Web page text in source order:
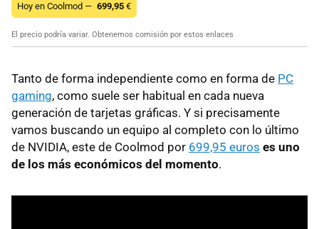
Hoy en Coolmod — 699,95 €
El precio podría variar. Obtenemos comisión por estos enlaces
Tanto de forma independiente como en forma de PC
gaming, como suele ser habitual en cada nueva
generación de tarjetas gráficas. Y si precisamente
vamos buscando un equipo al completo con lo último
de NVIDIA, este de Coolmod por 699,95 euros es uno
de los más económicos del momento.